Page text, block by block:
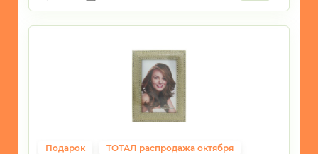
Подарок
ТОТАЛ распродажа октября